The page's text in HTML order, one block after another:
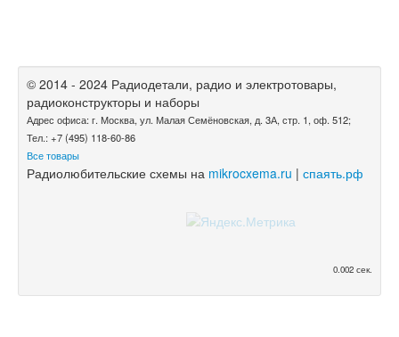
© 2014 - 2024 Радиодетали, радио и электротовары,
радиоконструкторы и наборы
Адрес офиса: г. Москва, ул. Малая Семёновская, д. 3А, стр. 1, оф. 512;
Тел.: +7 (495) 118-60-86
Все товары
Радиолюбительские схемы на mikrocxema.ru | спаять.рф
0.002 сек.